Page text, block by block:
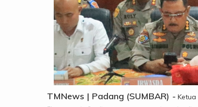
TMNews | Padang (SUMBAR) - Ketua